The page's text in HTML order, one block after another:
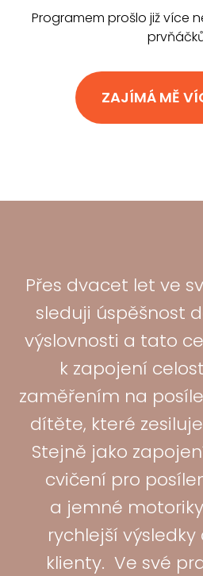
Programem prošlo již více
ZAJÍMÁ MĚ
Přes dvacet let ve
sleduji úspěšnost
výslovnosti a tato
k zapojení
zaměřením na
dítěte, které
Stejně jako
cvičení pro
a jemné
rychlejší
klienty. Ve své